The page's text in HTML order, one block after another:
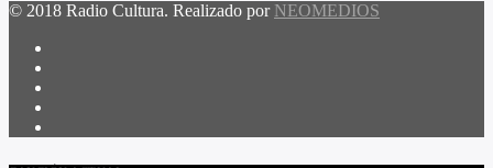
© 2018 Radio Cultura. Realizado por NEOMEDIOS